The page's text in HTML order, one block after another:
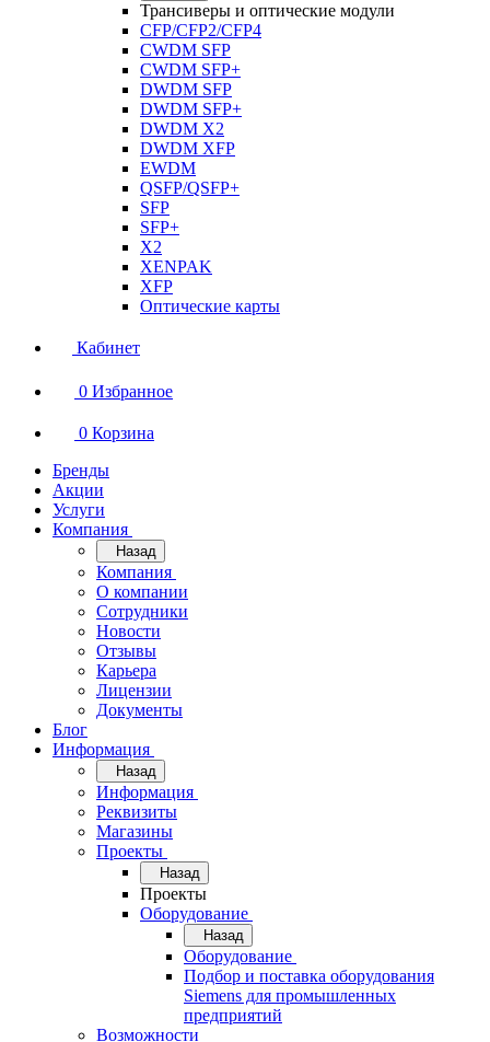
Трансиверы и оптические модули
CFP/CFP2/CFP4
CWDM SFP
CWDM SFP+
DWDM SFP
DWDM SFP+
DWDM X2
DWDM XFP
EWDM
QSFP/QSFP+
SFP
SFP+
X2
XENPAK
XFP
Оптические карты
Кабинет
0 Избранное
0 Корзина
Бренды
Акции
Услуги
Компания
Назад
Компания
О компании
Сотрудники
Новости
Отзывы
Карьера
Лицензии
Документы
Блог
Информация
Назад
Информация
Реквизиты
Магазины
Проекты
Назад
Проекты
Оборудование
Назад
Оборудование
Подбор и поставка оборудования
Siemens для промышленных
предприятий
Возможности